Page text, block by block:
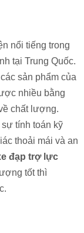
nổi tiếng trong
tại Trung Quốc.
sản phẩm của
nhiều bằng
chất lượng.
tính toán kỹ
thoải mái và an
đạp trợ lực
tốt thì